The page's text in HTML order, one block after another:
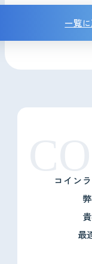
一覧
コイン
最